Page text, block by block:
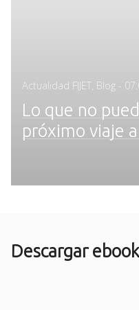
Actualidad FIJET Blog -
Lo que no
próximo viaje
Descargar ebook